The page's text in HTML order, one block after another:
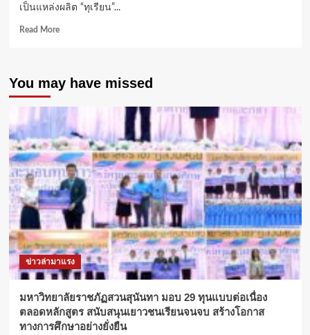
เป็นแหล่งผลิต “ทุเรียน”...
Read MoreRead
เปลือก
ทุเรียน
เหลือ
สู่
นวัตกรรม
แห่ง
ความ
ยั่งยืน
ดุษฎี
บัณฑิต
จุฬาฯ
พัฒนา
เส้นใย
ผ้า
ทอ
จาก
เปลือก
ทุเรียน
สำเร็จ
You may have missed
ข่าวล่ามาแรง
มหาวิทยาลัยราชภัฏสวนสุนันทา มอบ 29 ทุนแบบต่อเนื่อง
ตลอดหลักสูตร สนับสนุนเยาวชนเรียนจนจบ สร้างโอกาส
ทางการศึกษาอย่างยั่งยืน